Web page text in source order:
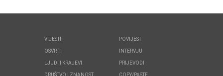
VIJESTI
OSVRTI
LJUDI I KRAJEVI
POVIJEST
INTERVJU
PRIJEVODI